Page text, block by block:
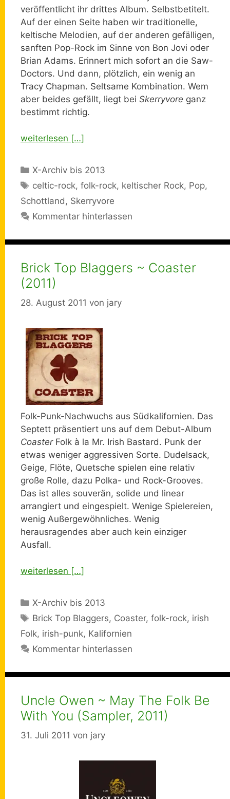
veröffentlicht ihr drittes Album. Selbstbetitelt.
Auf der einen Seite haben wir traditionelle,
keltische Melodien, auf der anderen gefälligen,
sanften Pop-Rock im Sinne von Bon Jovi oder
Brian Adams. Erinnert mich sofort an die Saw-
Doctors. Und dann, plötzlich, ein wenig an
Tracy Chapman. Seltsame Kombination. Wem
aber beides gefällt, liegt bei Skerryvore ganz
bestimmt richtig.
weiterlesen […]
Kategorien
X-Archiv bis 2013
Schlagwörter
celtic-rock,folk-rock, keltischer Rock, Pop,
Schottland , Skerryvore
Kommentar hinterlassen
Brick Top Blaggers ~ Coaster
(2011)
28. August 2011 von jary
Folk-Punk-Nachwuchs aus Südkalifornien. Das
Septett präsentiert uns auf dem Debut-Album
CoasterFolk à la Mr. Irish Bastard. Punk der
etwas weniger aggressiven Sorte. Dudelsack,
Geige, Flöte, Quetsche spielen eine relativ
große Rolle, dazu Polka- und Rock-Grooves.
Das ist alles souverän, solide und linear
arrangiert und eingespielt. Wenige Spielereien,
wenig Außergewöhnliches. Wenig
herausragendes aber auch kein einziger
Ausfall.
weiterlesen […]
Kategorien
X-Archiv bis 2013
Schlagwörter
Brick Top Blaggers, Coaster,folk-rock, irish
Folk, irish-punk, Kalifornien
Kommentar hinterlassen
Uncle Owen ~ May The Folk Be
With You (Sampler, 2011)
31. Juli 2011 von jary